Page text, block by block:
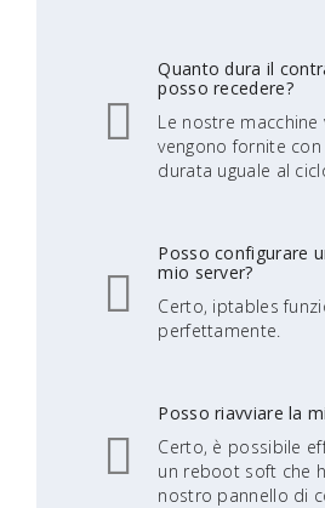
Quanto dura il
posso recedere?
Le nostre macchine
vengono fornite
durata uguale al
Posso configurare
mio server?
Certo, iptables
perfettamente.
Posso riavviare la
Certo, è possibile
un reboot soft che
nostro pannello di